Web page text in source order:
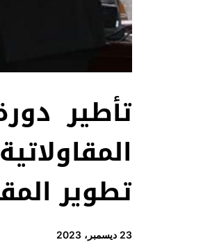
تأطير
تطوير
23 ديسمبر، 2023